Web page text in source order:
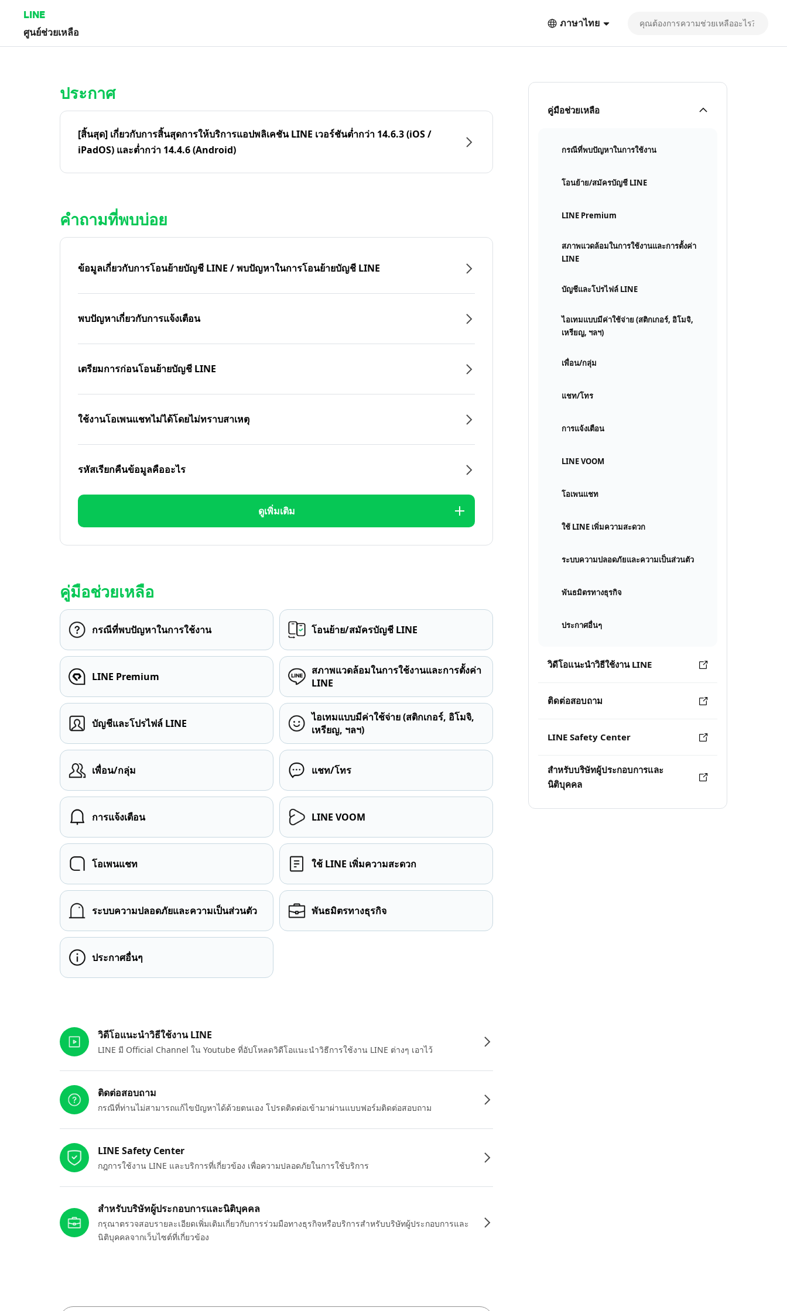
LINE
ศูนย์ช่วยเหลือ
ภาษาไทย
คู่มือช่วยเหลือ
กรณีที่พบปัญหาในการใช้งาน
โอนย้าย/สมัครบัญชี LINE
LINE Premium
สภาพแวดล้อมในการใช้งานและการตั้งค่า
LINE
บัญชีและโปรไฟล์ LINE
ไอเทมแบบมีค่าใช้จ่าย (สติกเกอร์, อิโมจิ,
เหรียญ, ฯลฯ)
เพื่อน/กลุ่ม
แชท/โทร
การแจ้งเตือน
LINE VOOM
โอเพนแชท
ใช้ LINE เพิ่มความสะดวก
ระบบความปลอดภัยและความเป็นส่วนตัว
พันธมิตรทางธุรกิจ
ประกาศอื่นๆ
วิดีโอแนะนำวิธีใช้งาน LINE
ติดต่อสอบถาม
LINE Safety Center
สำหรับบริษัทผู้ประกอบการและ
นิติบุคคล
ประกาศ
[สิ้นสุด] เกี่ยวกับการสิ้นสุดการให้บริการแอปพลิเคชัน LINE เวอร์ชันต่ำกว่า 14.6.3 (iOS /
iPadOS) และต่ำกว่า 14.4.6 (Android)
คำถามที่พบบ่อย
ข้อมูลเกี่ยวกับการโอนย้ายบัญชี LINE / พบปัญหาในการโอนย้ายบัญชี LINE
พบปัญหาเกี่ยวกับการแจ้งเตือน
เตรียมการก่อนโอนย้ายบัญชี LINE
ใช้งานโอเพนแชทไม่ได้โดยไม่ทราบสาเหตุ
รหัสเรียกคืนข้อมูลคืออะไร
ดูเพิ่มเติม
คู่มือช่วยเหลือ
กรณีที่พบปัญหาในการใช้งาน โอนย้าย/สมัครบัญชี LINE
LINE Premium
สภาพแวดล้อมในการใช้งานและการตั้งค่า
LINE
บัญชีและโปรไฟล์ LINE
ไอเทมแบบมีค่าใช้จ่าย (สติกเกอร์, อิโมจิ,
เหรียญ, ฯลฯ)
เพื่อน/กลุ่ม แชท/โทร
การแจ้งเตือน LINE VOOM
โอเพนแชท ใช้ LINE เพิ่มความสะดวก
ระบบความปลอดภัยและความเป็นส่วนตัว พันธมิตรทางธุรกิจ
ประกาศอื่นๆ
วิดีโอแนะนำวิธีใช้งาน LINE
LINE มี Official Channel ใน Youtube ที่อัปโหลดวิดีโอแนะนำวิธีการใช้งาน LINE ต่างๆ เอาไว้
ติดต่อสอบถาม
กรณีที่ท่านไม่สามารถแก้ไขปัญหาได้ด้วยตนเอง โปรดติดต่อเข้ามาผ่านแบบฟอร์มติดต่อสอบถาม
LINE Safety Center
กฎการใช้งาน LINE และบริการที่เกี่ยวข้อง เพื่อความปลอดภัยในการใช้บริการ
สำหรับบริษัทผู้ประกอบการและนิติบุคคล
กรุณาตรวจสอบรายละเอียดเพิ่มเติมเกี่ยวกับการร่วมมือทางธุรกิจหรือบริการสำหรับบริษัทผู้ประกอบการและ
นิติบุคคลจากเว็บไซต์ที่เกี่ยวข้อง